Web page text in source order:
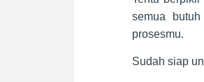
semua
prosesmu.
Sudah siap